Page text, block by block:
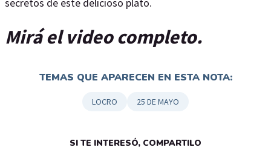
Mirá el video completo.
TEMAS QUE APARECEN EN ESTA NOTA:
LOCRO 25 DE MAYO
SI TE INTERESÓ, COMPARTILO